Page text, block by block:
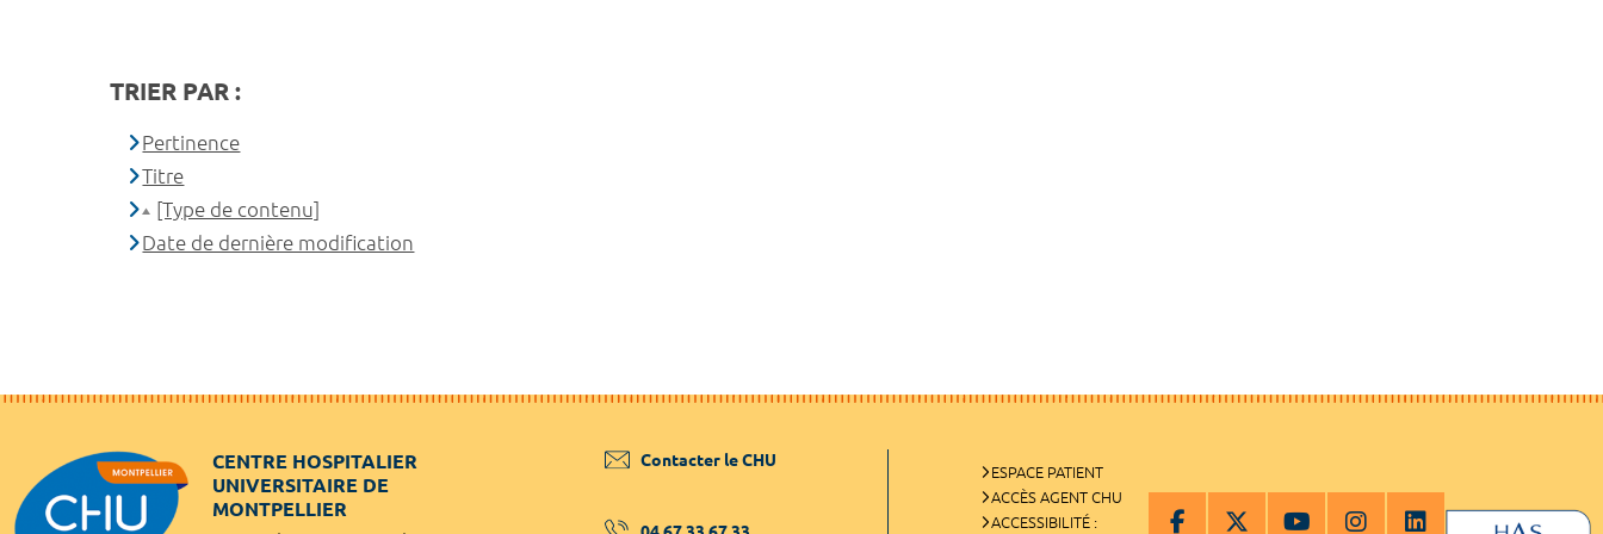
TRIER PAR :
Pertinence
Titre
[Type de contenu]
Date de dernière modification
CENTRE HOSPITALIER
UNIVERSITAIRE DE
MONTPELLIER
Contacter le CHU
ESPACE PATIENT
ACCÈS AGENT CHU
ACCESSIBILITÉ :